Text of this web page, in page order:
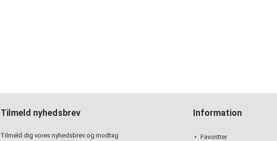
Tilmeld nyhedsbrev
Tilmeld dig vores nyhedsbrev og modtag
Information
Favoritter